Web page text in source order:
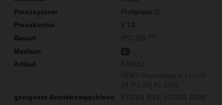
Profipress G
V 14
(PZ-2B)
13)
570132
571004 R14
572101 R220